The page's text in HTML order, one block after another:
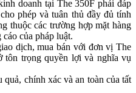
doanh tại The 350F phải đáp
phép và tuân thủ đầy đủ tính
thuộc các trường hợp mặt hàng
của pháp luật.
dịch, mua bán với đơn vị The
tôn trọng quyền lợi và nghĩa vụ
chính xác và an toàn của tất